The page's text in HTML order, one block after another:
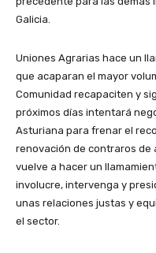
Galicia.
Uniones Agrarias hace un
que acaparan el mayor
Comunidad recapaciten y
próximos días intentará
Asturiana para frenar el
renovación de contraros de
vuelve a hacer un
involucre, intervenga y
unas relaciones justas y
el sector.